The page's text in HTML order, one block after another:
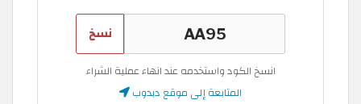
نسخ
انسخ الكود واستخدمه عند انهاء عملية الشراء
المتابعة إلى موقع دبدوب